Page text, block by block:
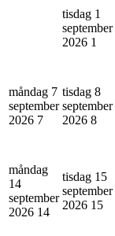
tisdag 1
september
2026 1
måndag 7
september
2026 7
tisdag 8
september
2026 8
måndag
14
september
2026 14
tisdag 15
september
2026 15